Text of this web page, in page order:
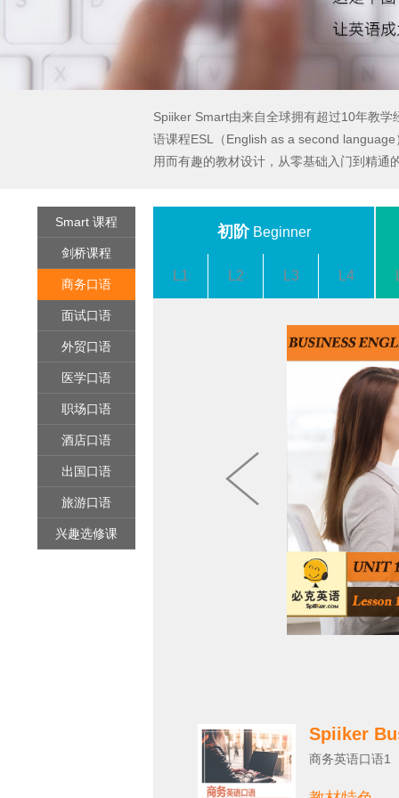
Spiiker Smart由来自全球拥有超过10年教
语课程ESL（English as a second
用而有趣的教材设计，从零基础入门到精
Smart 课程
剑桥课程
商务口语
面试口语
外贸口语
医学口语
职场口语
酒店口语
出国口语
旅游口语
兴趣选修课
初阶Beginner
L1 L2 L3 L4

Spiiker
商务英语口语1